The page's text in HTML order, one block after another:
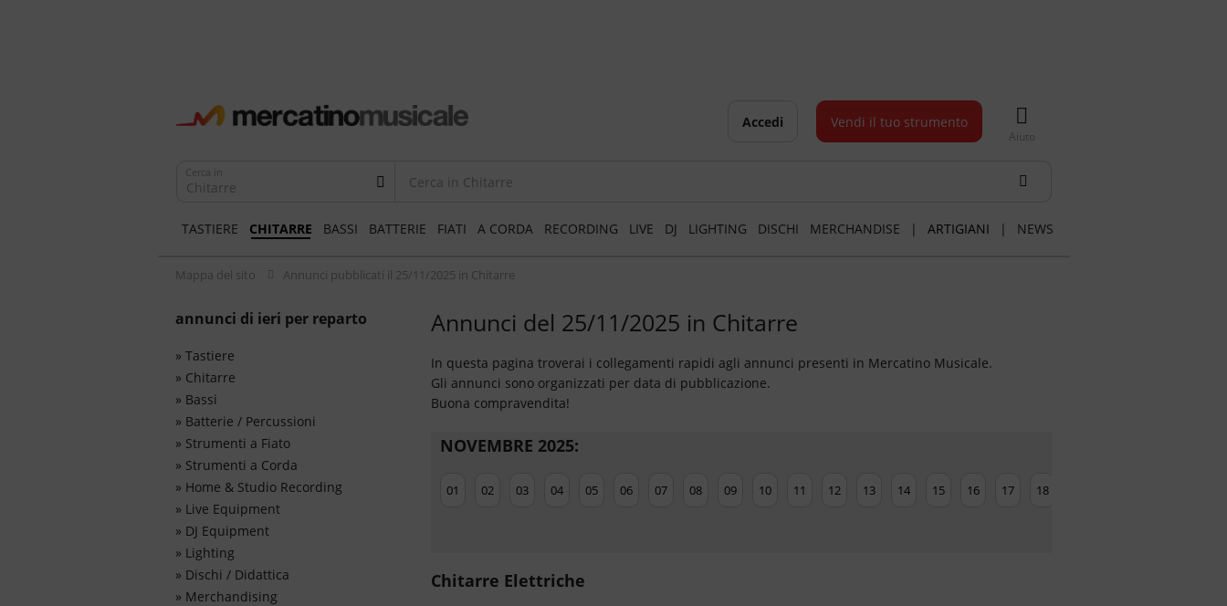
Chitarre
Cerca in
Accedi
Aiuto
Vendi il tuo strumento
TASTIERE CHITARRE BASSI BATTERIE FIATI A CORDA RECORDING LIVE DJ LIGHTING DISCHI MERCHANDISE | ARTIGIANI | NEWS
Mappa del sito Annunci pubblicati il 25/11/2025 in Chitarre
annunci di ieri per reparto
» Tastiere
» Chitarre
» Bassi
» Batterie / Percussioni
» Strumenti a Fiato
» Strumenti a Corda
» Home & Studio Recording
» Live Equipment
» DJ Equipment
» Lighting
» Dischi / Didattica
» Merchandising
Annunci del 25/11/2025 in Chitarre
In questa pagina troverai i collegamenti rapidi agli annunci presenti in Mercatino Musicale.
Gli annunci sono organizzati per data di pubblicazione.
Buona compravendita!
NOVEMBRE 2025:
01 02 03 04 05 06 07 08 09 10 11 12 13 14 15 16 17 18
Chitarre Elettriche